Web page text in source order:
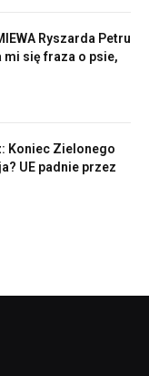
Ryszarda Petru
mi się fraza o psie,
Koniec Zielonego
UE padnie przez